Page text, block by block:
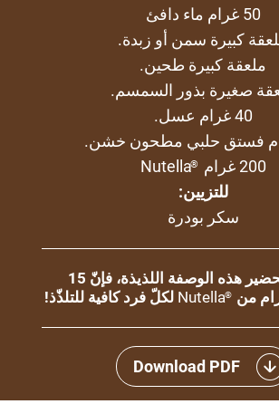
50 غرام ماء دافئ
كبيرة سمن أو زبدة.
ملعقة كبيرة طحين.
صغيرة بذور السمسم.
40 غرام عسل.
200 غرام
®
Nutella
للتزيين:
سكر بودرة
لتحضير هذه الوصفة اللذيذة، فإنّ 15
من ®
Nutella لكلّ فرد كافية للتلذّذ!
Download PDF